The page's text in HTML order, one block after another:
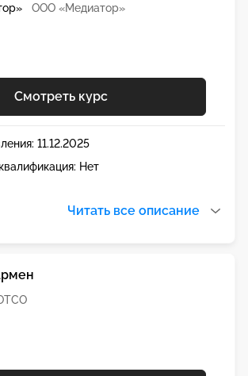
ООО «Медиатор»
Смотреть курс
11.12.2025
Нет
Читать все описание